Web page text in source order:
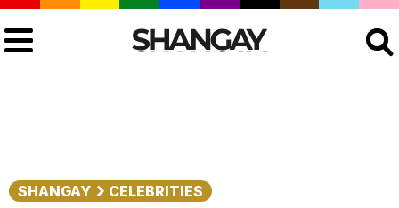
SHANGAY CELEBRITIES